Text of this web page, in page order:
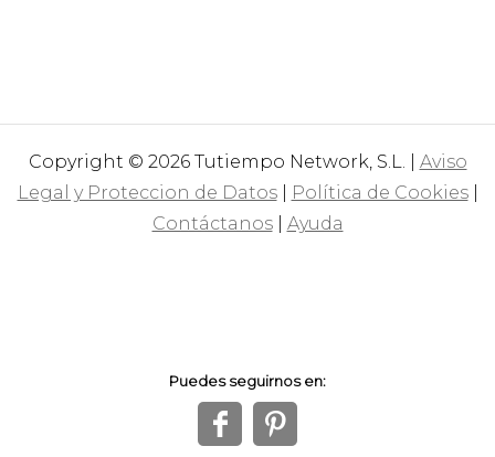
Copyright © 2026 Tutiempo Network, S.L. | Aviso
Legal y Proteccion de Datos| Política de Cookies|
Contáctanos| Ayuda
Puedes seguirnos en:
f 1